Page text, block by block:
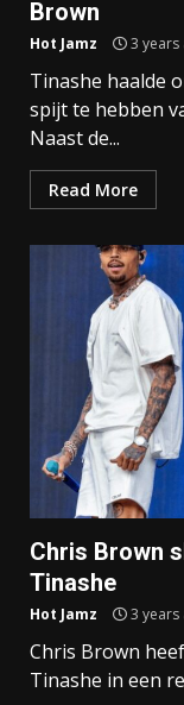
Brown
Hot Jamz 3 years
Tinashe haalde
spijt te hebben
Naast de...
Read More
Chris Brown
Tinashe
Hot Jamz 3 years
Chris Brown
Tinashe in een